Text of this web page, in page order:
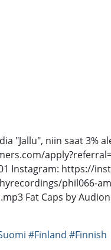
"Jallu", niin saat 3%
Instagram: https://
phil066-
Fat Caps by
#Finland #Finnish